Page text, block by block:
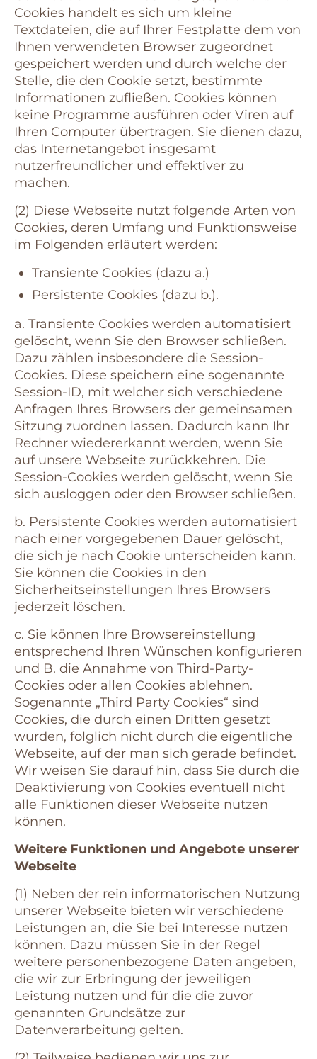
Cookies handelt es sich um kleine
Textdateien, die auf Ihrer Festplatte dem von
Ihnen verwendeten Browser zugeordnet
gespeichert werden und durch welche der
Stelle, die den Cookie setzt, bestimmte
Informationen zufließen. Cookies können
keine Programme ausführen oder Viren auf
Ihren Computer übertragen. Sie dienen dazu,
das Internetangebot insgesamt
nutzerfreundlicher und effektiver zu
machen.
(2) Diese Webseite nutzt folgende Arten von
Cookies, deren Umfang und Funktionsweise
im Folgenden erläutert werden:
Transiente Cookies (dazu a.)
Persistente Cookies (dazu b.).
a. Transiente Cookies werden automatisiert
gelöscht, wenn Sie den Browser schließen.
Dazu zählen insbesondere die Session-
Cookies. Diese speichern eine sogenannte
Session-ID, mit welcher sich verschiedene
Anfragen Ihres Browsers der gemeinsamen
Sitzung zuordnen lassen. Dadurch kann Ihr
Rechner wiedererkannt werden, wenn Sie
auf unsere Webseite zurückkehren. Die
Session-Cookies werden gelöscht, wenn Sie
sich ausloggen oder den Browser schließen.
b. Persistente Cookies werden automatisiert
nach einer vorgegebenen Dauer gelöscht,
die sich je nach Cookie unterscheiden kann.
Sie können die Cookies in den
Sicherheitseinstellungen Ihres Browsers
jederzeit löschen.
c. Sie können Ihre Browsereinstellung
entsprechend Ihren Wünschen konfigurieren
und B. die Annahme von Third-Party-
Cookies oder allen Cookies ablehnen.
Sogenannte „Third Party Cookies“ sind
Cookies, die durch einen Dritten gesetzt
wurden, folglich nicht durch die eigentliche
Webseite, auf der man sich gerade befindet.
Wir weisen Sie darauf hin, dass Sie durch die
Deaktivierung von Cookies eventuell nicht
alle Funktionen dieser Webseite nutzen
können.
Weitere Funktionen und Angebote unserer
Webseite
(1) Neben der rein informatorischen Nutzung
unserer Webseite bieten wir verschiedene
Leistungen an, die Sie bei Interesse nutzen
können. Dazu müssen Sie in der Regel
weitere personenbezogene Daten angeben,
die wir zur Erbringung der jeweiligen
Leistung nutzen und für die die zuvor
genannten Grundsätze zur
Datenverarbeitung gelten.